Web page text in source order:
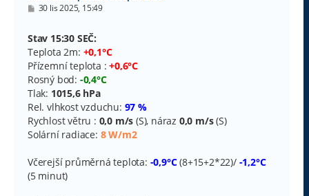
P
s
p
ě
v
k
30 lis 2025, 15:49
Stav 15:30 SEČ:
Teplota 2m: +0,1°C
Přízemní teplota :+0,6°C
Rosný bod: -0,4°C
Tlak: 1015,6 hPa
Rel. vlhkost vzduchu: 97 %
Rychlost větru : 0,0 m/s (S), náraz 0,0 m/s(S)
Solární radiace: 8 W/m2
Včerejší průměrná teplota: -0,9°C(8+15+2*22)/ -1,2°C
(5 minut)